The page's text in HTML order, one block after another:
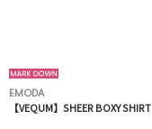
EMODA
【VEQUM】SHEER BOXY SHIRT